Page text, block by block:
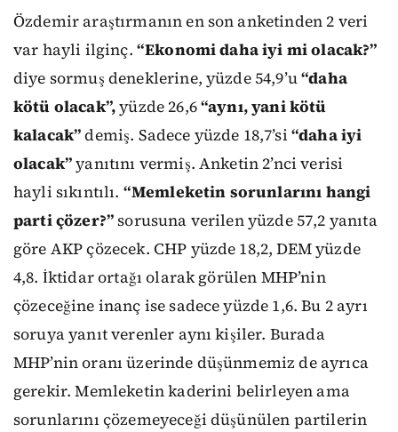
Özdemir araştırmanın en son anketinden 2 veri
var hayli ilginç. “Ekonomi daha iyi mi olacak?”
diye sormuş deneklerine, yüzde 54,9’u“daha
kötü olacak”,yüzde 26,6“aynı, yani kötü
kalacak”demiş. Sadece yüzde 18,7’si “daha iyi
olacak”yanıtını vermiş. Anketin 2’nci verisi
hayli sıkıntılı. “Memleketin sorunlarını hangi
parti çözer?”sorusuna verilen yüzde 57,2 yanıta
göre AKP çözecek. CHP yüzde 18,2, DEM yüzde
4,8. İktidar ortağı olarak görülen MHP’nin
çözeceğine inanç ise sadece yüzde 1,6. Bu 2 ayrı
soruya yanıt verenler aynı kişiler. Burada
MHP’nin oranı üzerinde düşünmemiz de ayrıca
gerekir. Memleketin kaderini belirleyen ama
sorunlarını çözemeyeceği düşünülen partilerin